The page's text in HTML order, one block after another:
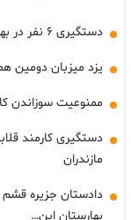
دستگیری ۶ نفر در بهشهر به اتهام تشویش اذهان عمومی
یزد میزبان دومین
ممنوعیت سوزاندن
دستگیری کارمند
مازندران
دادستان جزیره
بهارستان این…